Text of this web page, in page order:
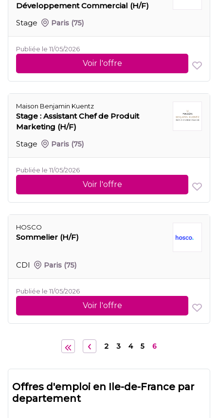
Développement Commercial (H/F)
Stage
Paris (75)
Publiée le 11/05/2026
Voir l'offre
Maison Benjamin Kuentz
Stage : Assistant Chef de Produit
Marketing (H/F)
Stage
Paris (75)
Publiée le 11/05/2026
Voir l'offre
HOSCO
Sommelier (H/F)
CDI Paris (75)
Publiée le 11/05/2026
Voir l'offre
2 3 4 5 6
Offres d'emploi en Ile-de-France par
departement